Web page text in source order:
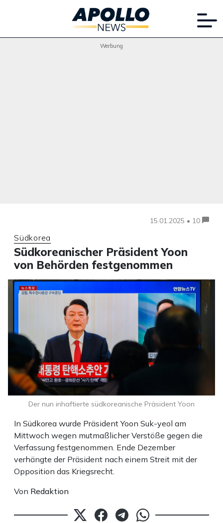
Werbung
15.01.2025 • 10
Südkorea
Südkoreanischer Präsident Yoon
von Behörden festgenommen
In Südkorea wurde Präsident Yoon Suk-yeol am
Mittwoch wegen mutmaßlicher Verstöße gegen die
Verfassung festgenommen. Ende Dezember
verhängte der Präsident nach einem Streit mit der
Opposition das Kriegsrecht.
Von Redaktion
Der nun inhaftierte südkoreanische Präsident Yoon